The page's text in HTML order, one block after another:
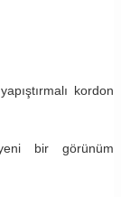
kordon
bir görünüm